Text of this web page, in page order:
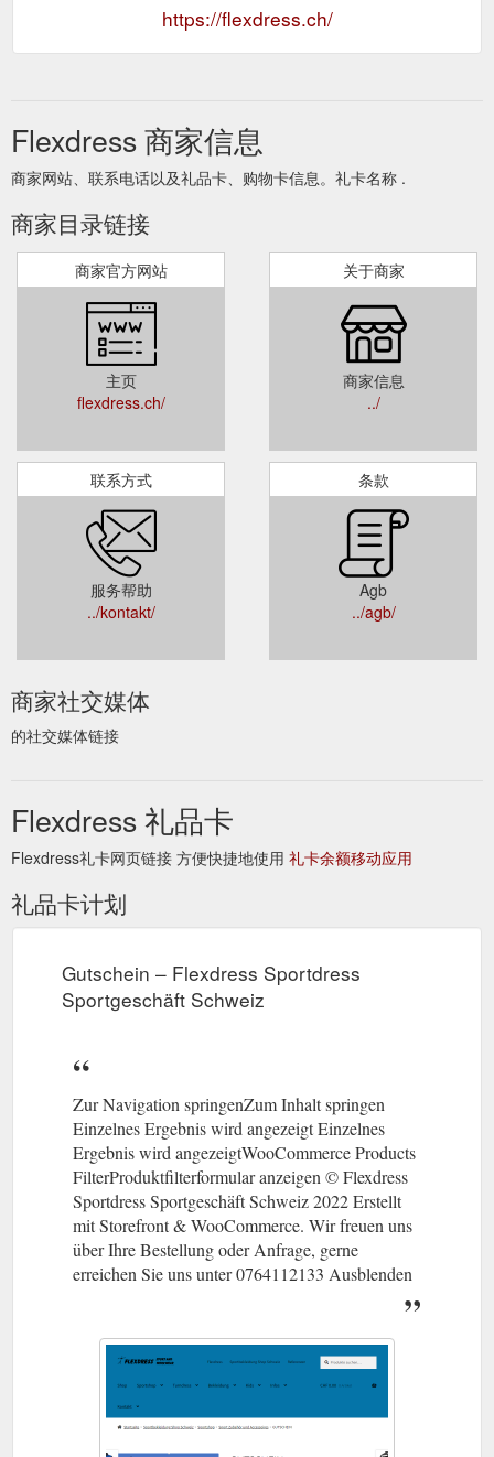
https://flexdress.ch/
Flexdress 商家信息
商家网站、联系电话以及礼品卡、购物卡信息。礼卡名称 .
商家目录链接
商家官方网站
主页
flexdress.ch/
关于商家
商家信息
../
联系方式
服务帮助
../kontakt/
条款
Agb
../agb/
商家社交媒体
的社交媒体链接
Flexdress 礼品卡
Flexdress礼卡网页链接 方便快捷地使用 礼卡余额移动应用
礼品卡计划
Gutschein – Flexdress Sportdress
Sportgeschäft Schweiz
Zur Navigation springenZum Inhalt springen
Einzelnes Ergebnis wird angezeigt Einzelnes
Ergebnis wird angezeigtWooCommerce Products
FilterProduktfilterformular anzeigen © Flexdress
Sportdress Sportgeschäft Schweiz 2022 Erstellt
mit Storefront & WooCommerce. Wir freuen uns
über Ihre Bestellung oder Anfrage, gerne
erreichen Sie uns unter 0764112133 Ausblenden